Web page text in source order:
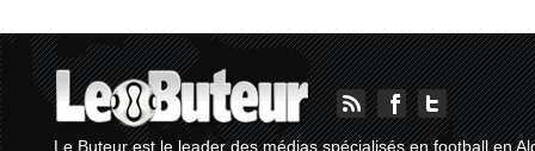
Le Buteur est le leader des médias spécialisés en football en